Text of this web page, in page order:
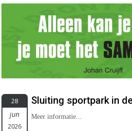
28
jun
2026
Sluiting sportpark in
Meer informatie...